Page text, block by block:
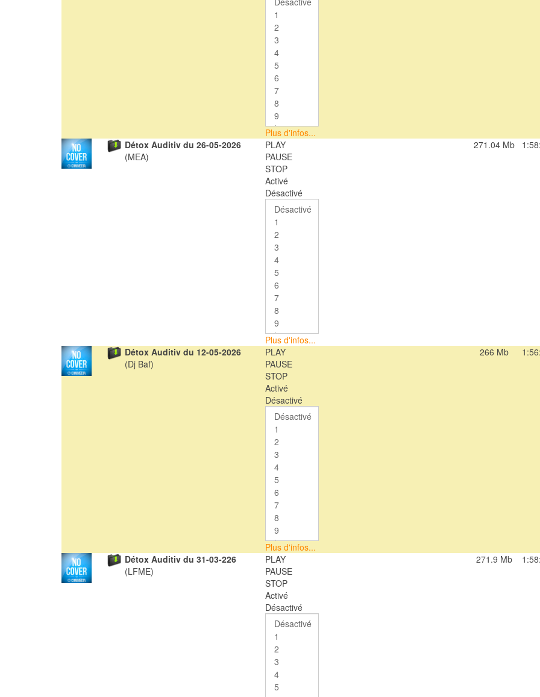
Plus d'infos...
Détox Auditiv du 26-05-2026
(MEA)
PLAY
PAUSE
STOP
Activé
Désactivé
Plus d'infos...
271.04 Mb
Détox Auditiv du 12-05-2026
(Dj Baf)
PLAY
PAUSE
STOP
Activé
Désactivé
Plus d'infos...
266 Mb
Détox Auditiv du 31-03-226
(LFME)
PLAY
PAUSE
STOP
Activé
Désactivé
271.9 Mb